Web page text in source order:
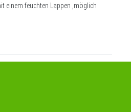
einem feuchten Lappen ,möglich